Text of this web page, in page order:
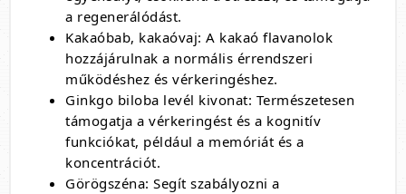
a regenerálódást.
Kakaóbab, kakaóvaj: A kakaó flavanolok
hozzájárulnak a normális érrendszeri
működéshez és vérkeringéshez.
Ginkgo biloba levél kivonat: Természetesen
támogatja a vérkeringést és a kognitív
funkciókat, például a memóriát és a
koncentrációt.
Görögszéna: Segít szabályozni a